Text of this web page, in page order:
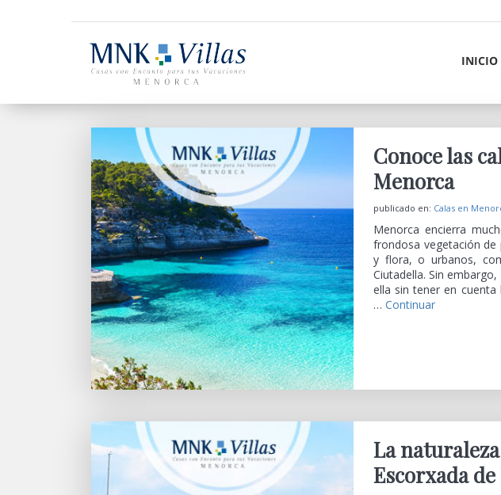
INICIO
Conoce las
Menorca
publicado en: Calas en
Menorca encierra
frondosa vegetación
y flora, o urbanos,
Ciutadella. Sin
ella sin tener en
… Continuar
La
Escorxada